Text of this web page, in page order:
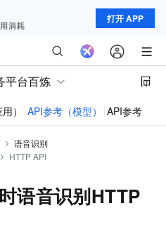
打开 APP
平台百炼
） API参考（模型） API参考（应
语音识别
HTTP API
语音识别HTTP